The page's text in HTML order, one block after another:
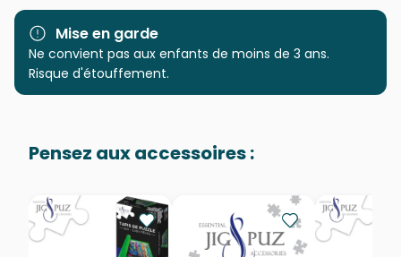
Marque Cobble Hill
Catégorie Puzzles - Déco et Objets
Age
Puzzle pour Adultes (500 à
Provenance Puzzles fabriqués en France
EAN 625012451574
Nombre de pièces 500 pièces
Mise en garde
Ne convient pas aux enfants de moins de 3 ans.
Risque d'étouffement.
Pensez aux accessoires :